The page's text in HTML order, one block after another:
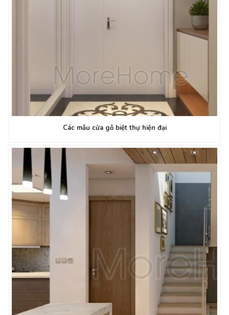
Các mẫu cửa gỗ biệt thự hiện đại